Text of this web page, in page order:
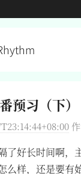
预习（下）
了好长时间啊，
样，还是要有